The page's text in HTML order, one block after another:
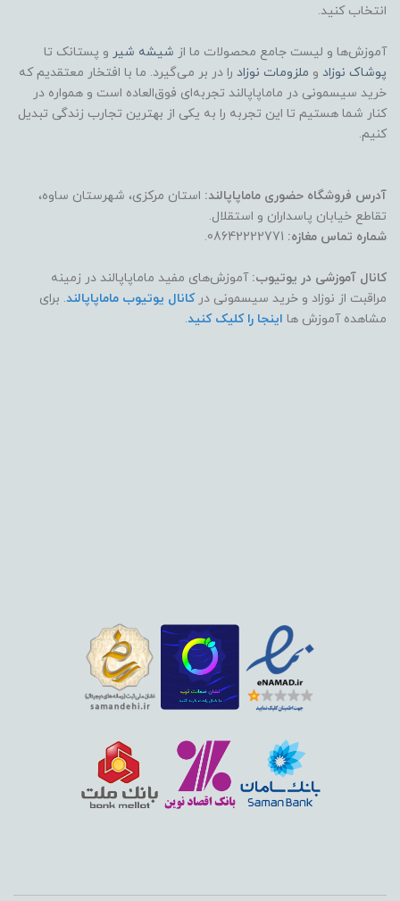
انتخاب کنید.
آموزش‌ها و لیست جامع محصولات ما از شیشه شیر و پستانک تا
پوشاک نوزاد و ملزومات نوزاد را در بر می‌گیرد. ما با افتخار معتقدیم که
خرید سیسمونی در ماماپاپالند تجربه‌ای فوق‌العاده است و همواره در
کنار شما هستیم تا این تجربه را به یکی از بهترین تجارب زندگی تبدیل
کنیم.
آدرس فروشگاه حضوری ماماپاپالند: استان مرکزی، شهرستان ساوه،
تقاطع خیابان پاسداران و استقلال.
شماره تماس مغازه:
کانال آموزشی در یوتیوب: آموزش‌های مفید ماماپاپالند در زمینه
مراقبت از نوزاد و خرید سیسمونی درکانال یوتیوب ماماپاپالند. برای
مشاهده آموزش ها اینجا را کلیک کنید.